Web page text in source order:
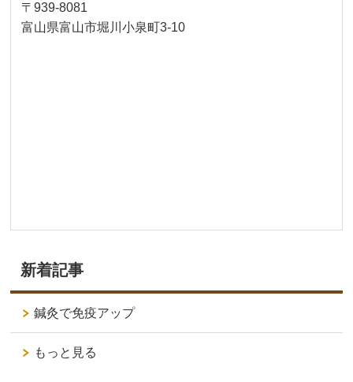
〒939-8081
富山県富山市堀川小泉町3-10
新着記事
鍼灸で免疫アップ
もっと見る